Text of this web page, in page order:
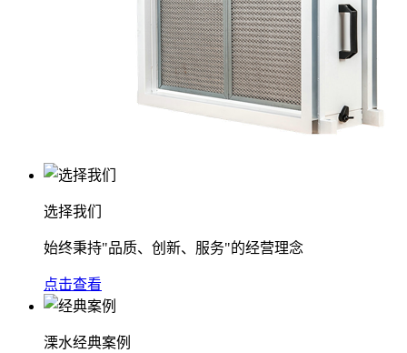
选择我们
始终秉持"品质、创新、服务"的经营理念
点击查看
溧水经典案例